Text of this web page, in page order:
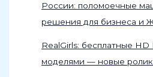
России: поломоечные
решения для бизнеса и
RealGirls: бесплатные
моделями — новые